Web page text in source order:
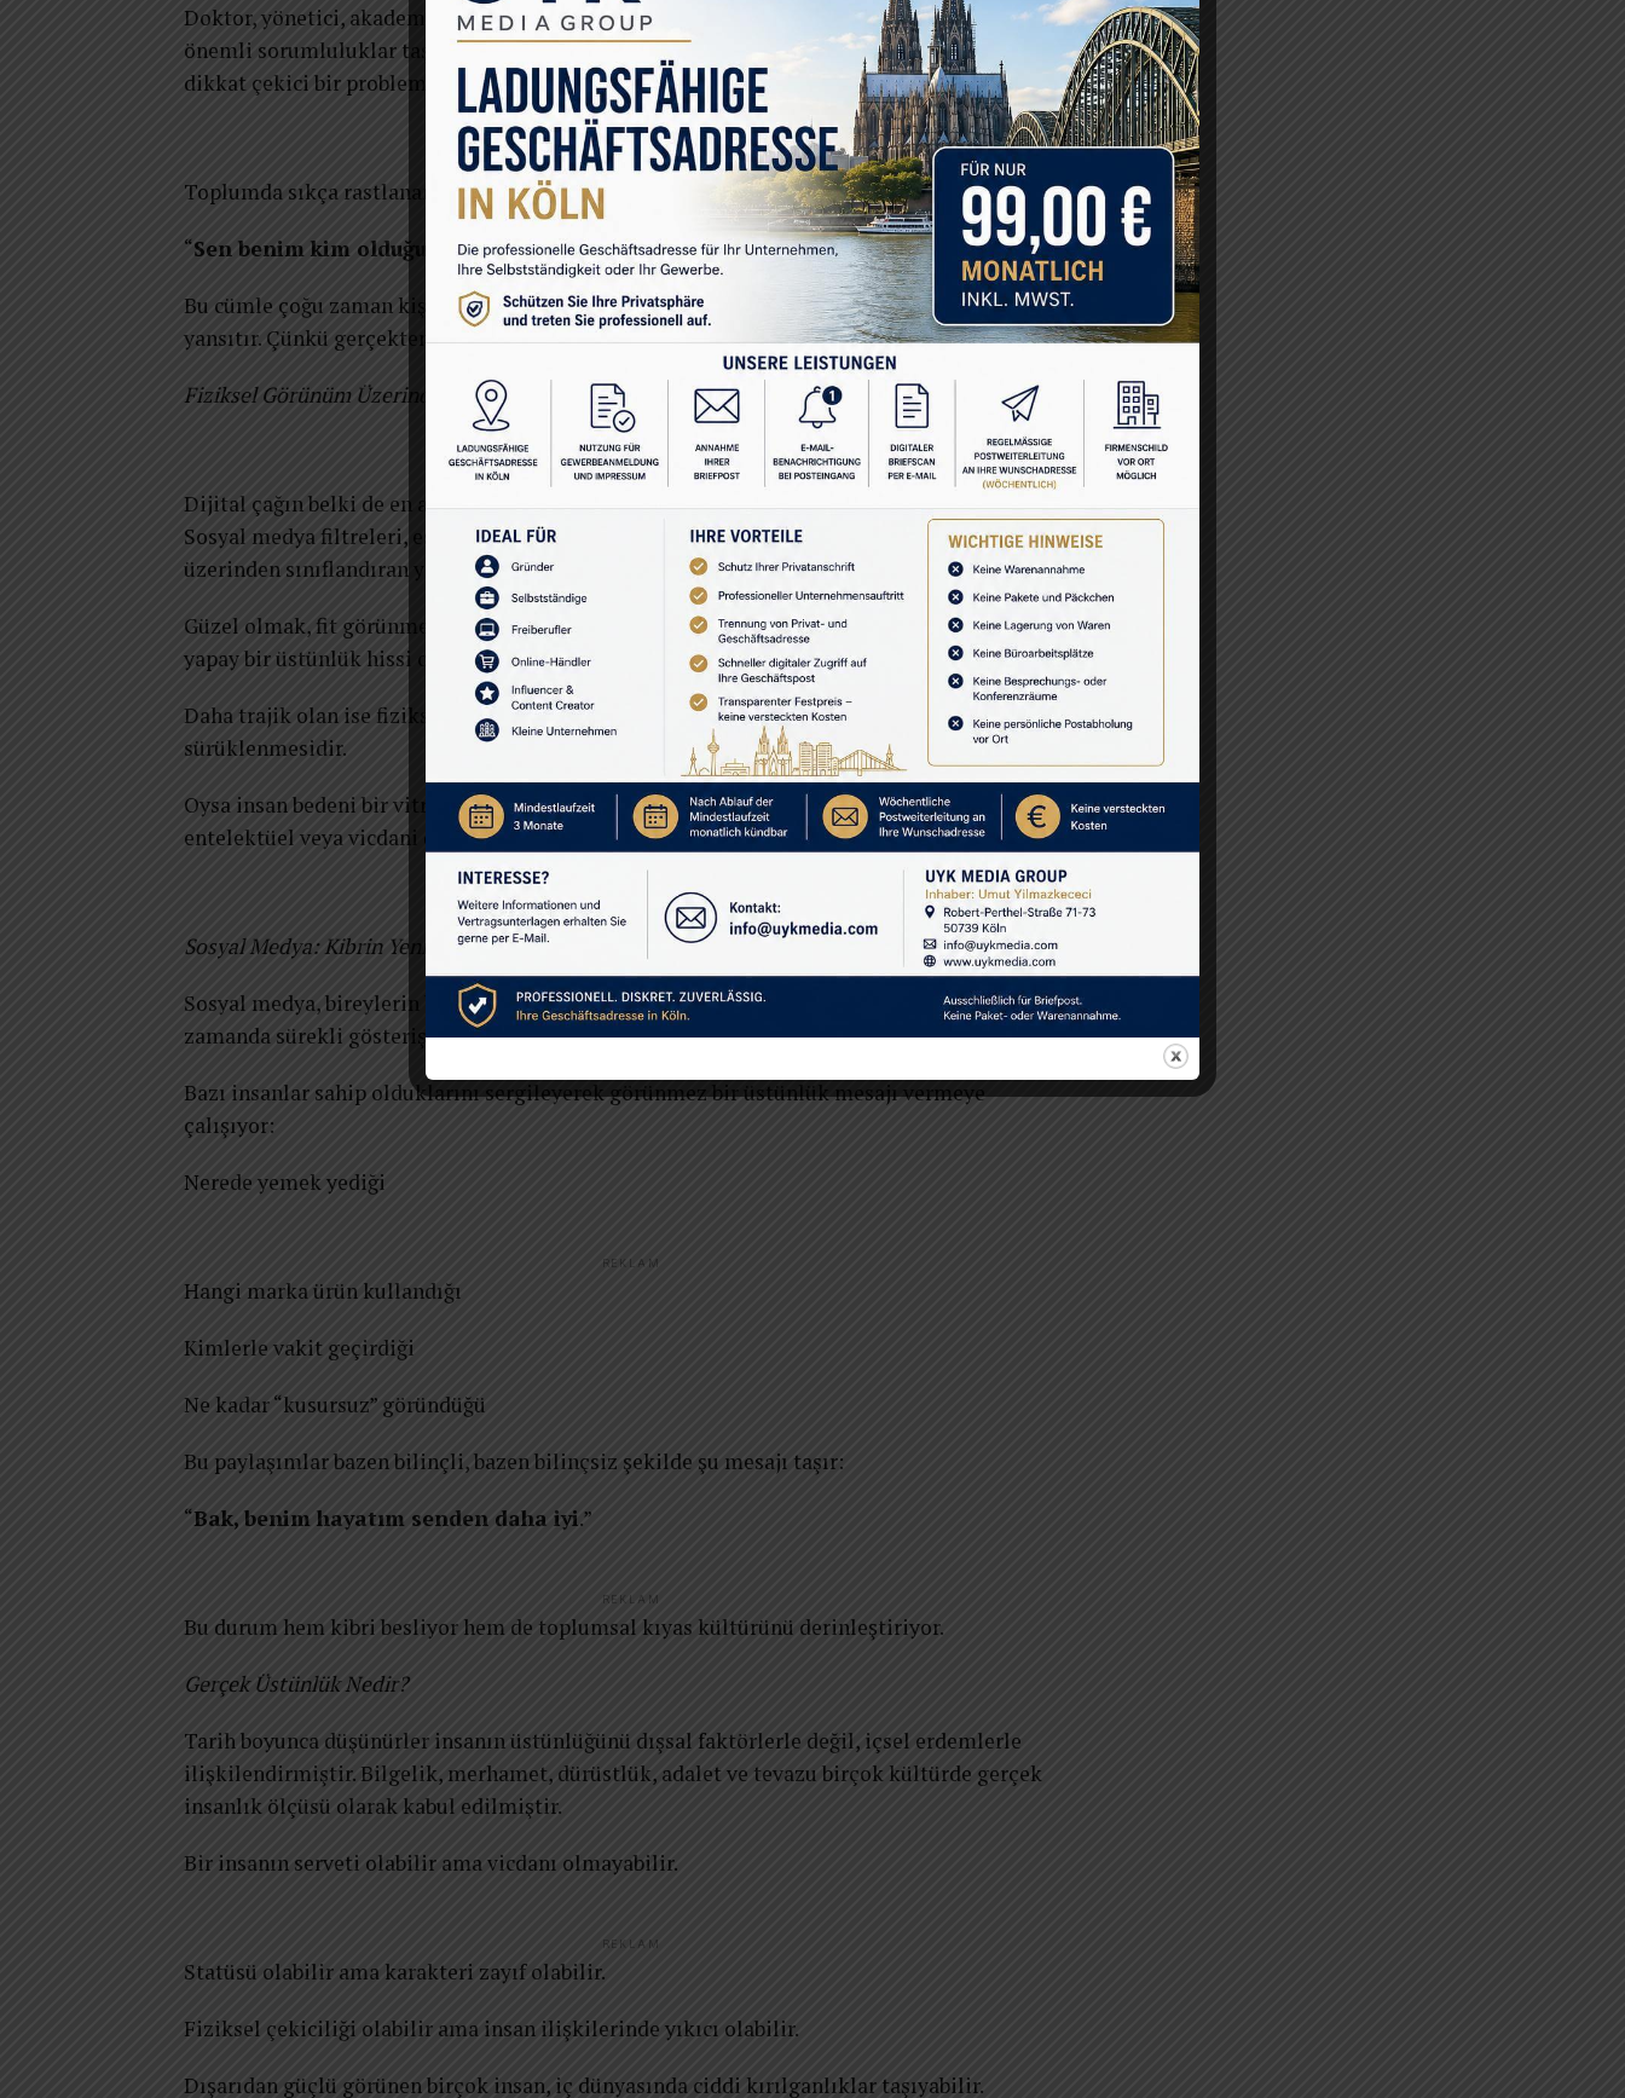
Doktor, yönetici, akademisyen, fenomen, iş insanı ya da yüksek makam sahibi olmak elbette
önemli sorumluluklar taşıyabilir. Ancak bu pozisyonların bazı bireylerde kibir üretmesi
dikkat çekici bir problemdir.
REKLAM
Toplumda sıkça rastlanan şu yaklaşım bunun açık örneğidir:
“Sen benim kim olduğumu biliyor musun?“
Bu cümle çoğu zaman kişinin gerçek gücünü değil, içsel eksikliklerini gizleme çabasını
yansıtır. Çünkü gerçekten güçlü bireyler, güçlerini sürekli kanıtlama ihtiyacı duymazlar.
Fiziksel Görünüm Üzerinden Kurulan Değer Sistemi
REKLAM
Dijital çağın belki de en agresif üstünlük alanlarından biri fiziksel görünüm haline geldi.
Sosyal medya filtreleri, estetik standartlar ve kusursuz beden algısı, bireyleri dış görünüş
üzerinden sınıflandıran yeni bir sistem yarattı.
Güzel olmak, fit görünmek ya da toplumun estetik normlarına uygun olmak; bazı kişilerde
yapay bir üstünlük hissi oluşturabiliyor.
Daha trajik olan ise fiziksel özellikleri nedeniyle dışlanan insanların değersizlik hissine
sürüklenmesidir.
Oysa insan bedeni bir vitrin değil, yaşamın taşıyıcısıdır. Fiziksel özellikler insanın ahlaki,
entelektüel veya vicdani değerini belirleyemez.
REKLAM
Sosyal Medya: Kibrin Yeni Sahnesi
Sosyal medya, bireylerin başarılarını paylaşabildiği faydalı bir alan olabileceği gibi aynı
zamanda sürekli gösterişin normalleştiği bir platform haline geldi.
Bazı insanlar sahip olduklarını sergileyerek görünmez bir üstünlük mesajı vermeye
çalışıyor:
Nerede yemek yediği
REKLAM
Hangi marka ürün kullandığı
Kimlerle vakit geçirdiği
Ne kadar “kusursuz” göründüğü
Bu paylaşımlar bazen bilinçli, bazen bilinçsiz şekilde şu mesajı taşır:
“Bak, benim hayatım senden daha iyi.”
REKLAM
Bu durum hem kibri besliyor hem de toplumsal kıyas kültürünü derinleştiriyor.
Gerçek Üstünlük Nedir?
Tarih boyunca düşünürler insanın üstünlüğünü dışsal faktörlerle değil, içsel erdemlerle
ilişkilendirmiştir. Bilgelik, merhamet, dürüstlük, adalet ve tevazu birçok kültürde gerçek
insanlık ölçüsü olarak kabul edilmiştir.
Bir insanın serveti olabilir ama vicdanı olmayabilir.
REKLAM
Statüsü olabilir ama karakteri zayıf olabilir.
Fiziksel çekiciliği olabilir ama insan ilişkilerinde yıkıcı olabilir.
Dışarıdan güçlü görünen birçok insan, iç dünyasında ciddi kırılganlıklar taşıyabilir.